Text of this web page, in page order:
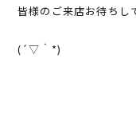
皆様のご来店お待ちし
(´▽｀*)